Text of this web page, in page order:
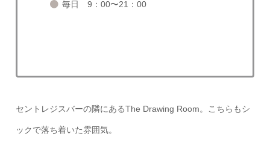
毎日 9：00〜21：00
セントレジスバーの隣にあるThe Drawing Room。こちらもシ
ックで落ち着いた雰囲気。